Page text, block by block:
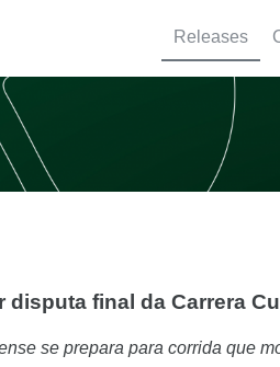
Releases
disputa final da Carrera
se prepara para corrida que